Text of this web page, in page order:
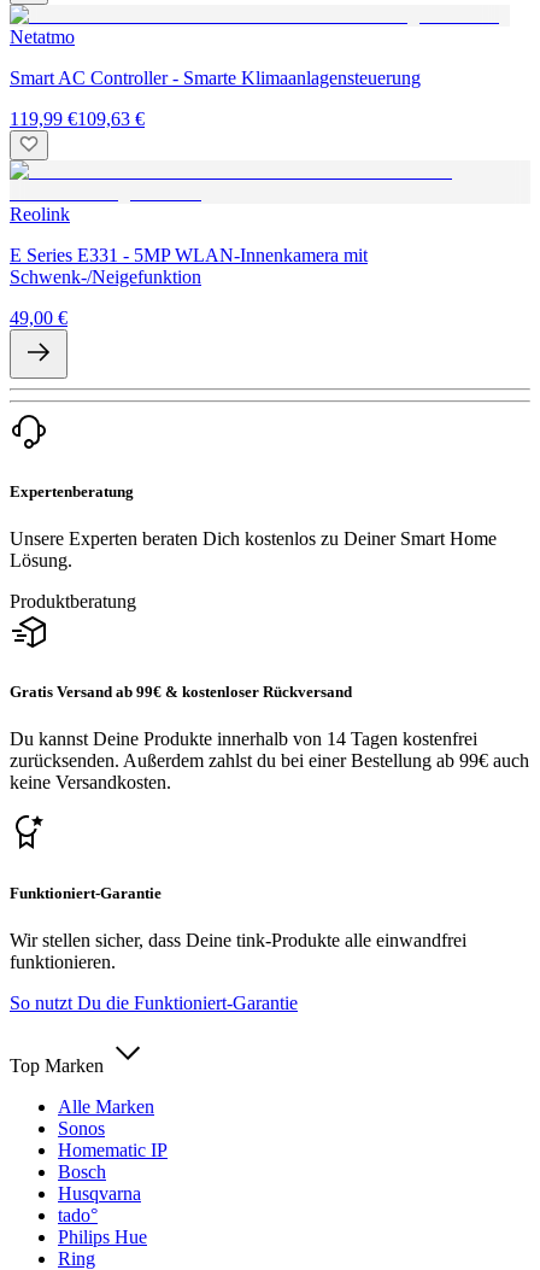
Netatmo
Smart AC Controller - Smarte Klimaanlagensteuerung
119,99 €109,63 €
Reolink
E Series E331 - 5MP WLAN-Innenkamera mit
Schwenk-/Neigefunktion
49,00 €
Expertenberatung
Unsere Experten beraten Dich kostenlos zu Deiner Smart Home
Lösung.
Produktberatung
Gratis Versand ab 99€ & kostenloser Rückversand
Du kannst Deine Produkte innerhalb von 14 Tagen kostenfrei
zurücksenden. Außerdem zahlst du bei einer Bestellung ab 99€ auch
keine Versandkosten.
Funktioniert-Garantie
Wir stellen sicher, dass Deine tink-Produkte alle einwandfrei
funktionieren.
So nutzt Du die Funktioniert-Garantie
Top Marken
Alle Marken
Sonos
Homematic IP
Bosch
Husqvarna
tado°
Philips Hue
Ring